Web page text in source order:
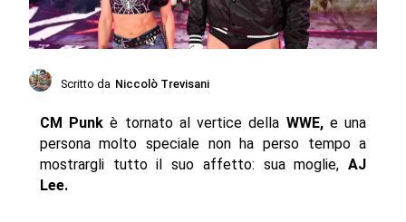
Scritto da Niccolò Trevisani
CM Punk è tornato al vertice della WWE,e una
persona molto speciale non ha perso tempo a
mostrargli tutto il suo affetto: sua moglie,AJ
Lee.